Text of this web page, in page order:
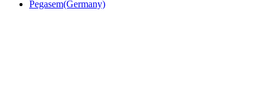
Pegasem(Germany)